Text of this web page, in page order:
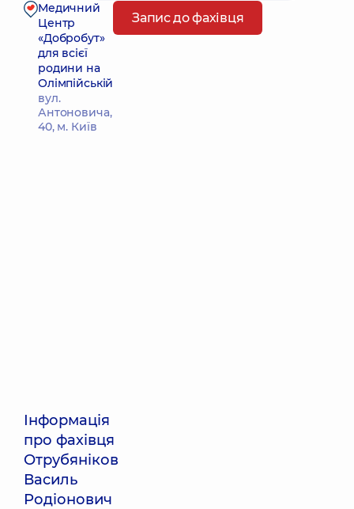
Медичний
Центр
«Добробут»
для всієї
родини на
Олімпійській
вул.
Антоновича,
40, м. Київ
Запис до фахівця
Інформація
про фахівця
Отрубяніков
Василь
Родіонович